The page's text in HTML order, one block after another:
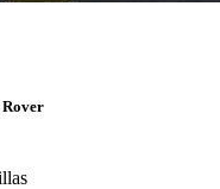
Rover